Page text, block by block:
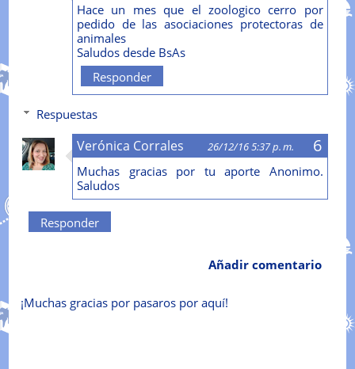
Hace un mes que el zoologico cerro por
pedido de las asociaciones protectoras de
animales
Saludos desde BsAs
Responder
Respuestas
Verónica Corrales 26/12/16 5:37 p. m.
Muchas gracias por tu aporte Anonimo.
Saludos
Responder
Añadir comentario
¡Muchas gracias por pasaros por aquí!